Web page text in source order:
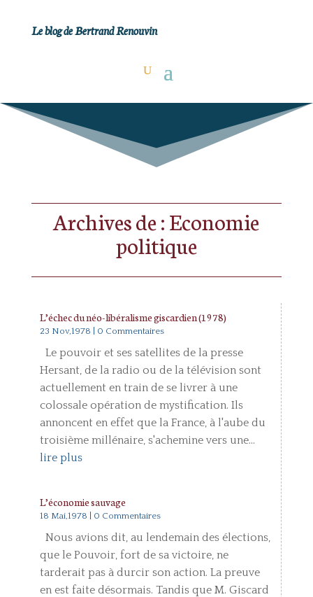
Le blog de Bertrand Renouvin
Archives de : Economie
politique
L’échec du néo-libéralisme giscardien (1978)
23 Nov,1978 | 0 Commentaires
Le pouvoir et ses satellites de la presse
Hersant, de la radio ou de la télévision sont
actuellement en train de se livrer à une
colossale opération de mystification. Ils
annoncent en effet que la France, à l'aube du
troisième millénaire, s'achemine vers une...
lire plus
L’économie sauvage
18 Mai,1978 | 0 Commentaires
Nous avions dit, au lendemain des élections,
que le Pouvoir, fort de sa victoire, ne
tarderait pas à durcir son action. La preuve
en est faite désormais. Tandis que M. Giscard